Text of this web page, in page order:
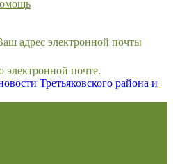
адрес электронной почты
электронной почте.
Третьяковского района и